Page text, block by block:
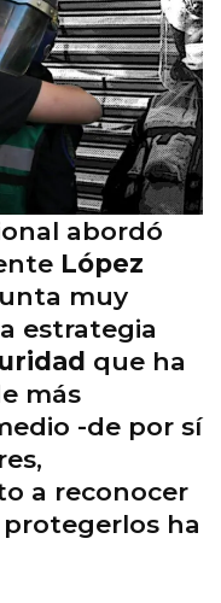
abordó
López
muy
estrategia
que ha
más
-de por sí
a reconocer
ha